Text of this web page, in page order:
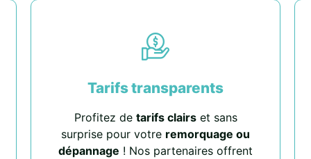
Tarifs transparents
Profitez de tarifs clairset sans
surprise pour votre remorquage ou
dépannage ! Nos partenaires offrent